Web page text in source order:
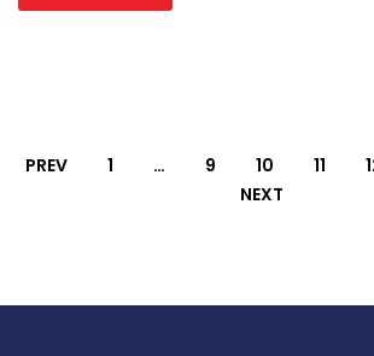
PREV 1 … 9 10 11
NEXT